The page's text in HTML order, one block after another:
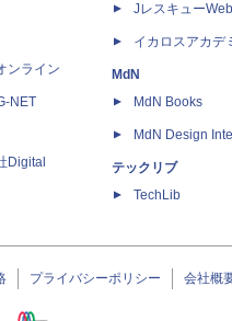
ンライン
NET
Digital
JレスキューWeb
イカロスアカデ
MdN
MdN Books
MdN Design
テックリブ
TechLib
プライバシーポリシー 会社概